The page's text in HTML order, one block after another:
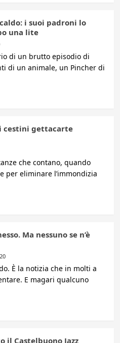
i suoi padroni lo
una lite
di un brutto episodio di
di un animale, un Pincher di
cestini gettacarte
che contano, quando
per eliminare l’immondizia
Ma nessuno se n’è
È la notizia che in molti a
E magari qualcuno
il Castelbuono Jazz